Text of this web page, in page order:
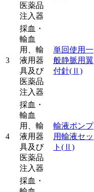
医薬品
注入器
3
採血・
輸血
用、輸
液用器
具及び
医薬品
注入器
単回使用一
般静脈用翼
付針(Ⅱ)
4
採血・
輸血
用、輸
液用器
具及び
医薬品
注入器
輸液ポンプ
用輸液セッ
ト (Ⅱ)
採血・